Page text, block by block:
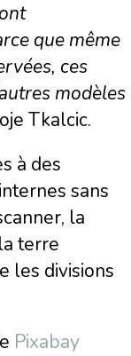
que même
ces
modèles
Tkalcic.
à des
sans
la
terre
les divisions
Pixabay